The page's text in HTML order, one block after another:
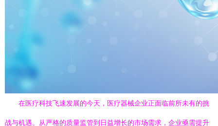
在医疗科技飞速发展的今天，医疗器械企业正面临前所未有的挑
战与机遇。从严格的质量监管到日益增长的市场需求，企业亟需提升